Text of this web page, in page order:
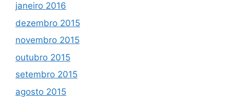
janeiro 2016
dezembro 2015
novembro 2015
outubro 2015
setembro 2015
agosto 2015